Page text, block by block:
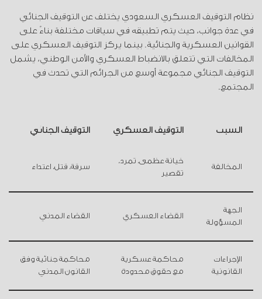
نظام التوقيف العسكري السعودي يختلف عن التوقيف الجنائي
في عدة جوانب، حيث يتم تطبيقه في سياقات مختلفة بناءً على
القوانين العسكرية والجنائية. بينما يركز التوقيف العسكري على
المخالفات التي تتعلق بالانضباط العسكري والأمن الوطني، يشمل
التوقيف الجنائي مجموعة أوسع من الجرائم التي تحدث في
المجتمع.
السبب التوقيف العسكري التوقيف الجنائي
المخالفة
خيانة عظمى، تمرد،
تقصير
سرقة، قتل، اعتداء
الجهة
المسؤولة
القضاء العسكري القضاء المدني
الإجراءات
القانونية
محاكمة عسكرية
مع حقوق محدودة
محاكمة جنائية وفق
القانون المدني